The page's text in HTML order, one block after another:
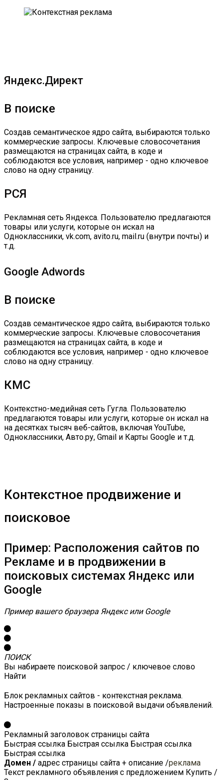
Яндекс.Директ
В поиске
Создав семантическое ядро сайта, выбираются только
коммерческие запросы. Ключевые словосочетания
размещаются на страницах сайта, в коде и
соблюдаются все условия, например - одно ключевое
слово на одну страницу.
РСЯ
Рекламная сеть Яндекса. Пользователю предлагаются
товары или услуги, которые он искал на
Одноклассники, vk.com, avito.ru, mail.ru (внутри почты) и
т.д.
Google Adwords
В поиске
Создав семантическое ядро сайта, выбираются только
коммерческие запросы. Ключевые словосочетания
размещаются на страницах сайта, в коде и
соблюдаются все условия, например - одно ключевое
слово на одну страницу.
КМС
Контекстно-медийная сеть Гугла. Пользователю
предлагаются товары или услуги, которые он искал на
на десятках тысяч веб-сайтов, включая YouTube,
Одноклассники, Авто.ру, Gmail и Карты Google и т.д.
Контекстное продвижение и
поисковое
Пример: Расположения сайтов по
Рекламе и в продвижении в
поисковых системах Яндекс или
Google
Пример вашего браузера Яндекс или Google
ПОИСК
Вы набираете поисковой запрос / ключевое слово
Найти
Блок рекламных сайтов - контекстная реклама.
Настроенные показы в поисковой выдачи объявлений.
Рекламный заголовок страницы сайта
Быстрая ссылка Быстрая ссылка Быстрая ссылка
Быстрая ссылка
Домен / адрес страницы сайта + описание /реклама
Текст рекламного объявления с предложением Купить /